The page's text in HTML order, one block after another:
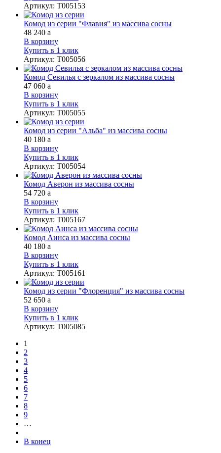
Артикул: Т005153
Комод из серии "Флавия" из массива сосны
48 240 a
В корзину
Купить в 1 клик
Артикул: Т005056
Комод Севилья с зеркалом из массива сосны
47 060 a
В корзину
Купить в 1 клик
Артикул: Т005055
Комод из серии "Альба" из массива сосны
40 180 a
В корзину
Купить в 1 клик
Артикул: Т005054
Комод Аверон из массива сосны
54 720 a
В корзину
Купить в 1 клик
Артикул: Т005167
Комод Аинса из массива сосны
40 180 a
В корзину
Купить в 1 клик
Артикул: Т005161
Комод из серии "Флоренция" из массива сосны
52 650 a
В корзину
Купить в 1 клик
Артикул: Т005085
1
2
3
4
5
6
7
8
9
…
В конец